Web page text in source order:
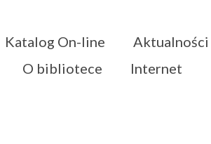
Katalog On-line Aktualności
O bibliotece Internet